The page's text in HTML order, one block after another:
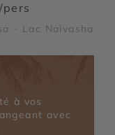
/pers
- Lac Naivasha
à vos
avec